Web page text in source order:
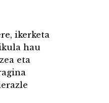
ikerketa
hau
eta